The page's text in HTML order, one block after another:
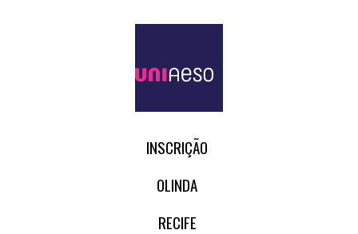
INSCRIÇÃO
OLINDA
RECIFE